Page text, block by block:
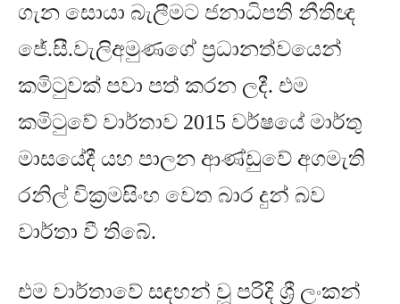
ගැන සොයා බැලීමට ජනාධිපති නීතිඥ
ජේ.සී.වැලිඅමුණ⁣ගේ ප්‍රධානත්වයෙන්
කමිටුවක් පවා පත් කරන ලදී. එම
කමිටුවේ වාර්තාව 2015 වර්ෂයේ මාර්තු
මාසයේදී යහ පාලන ආණ්ඩුවේ අගමැති
රනිල් වික්‍රමසිංහ වෙත බාර දුන් බව
වාර්තා වී තිබේ.
එම වාර්තාවේ සඳහන් වූ පරිදි ශ්‍රී ලංකන්